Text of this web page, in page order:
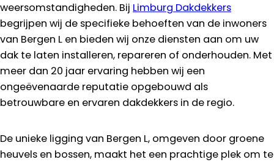
weersomstandigheden. Bij Limburg Dakdekkers
begrijpen wij de specifieke behoeften van de inwoners
van Bergen L en bieden wij onze diensten aan om uw
dak te laten installeren, repareren of onderhouden. Met
meer dan 20 jaar ervaring hebben wij een
ongeëvenaarde reputatie opgebouwd als
betrouwbare en ervaren dakdekkers in de regio.
De unieke ligging van Bergen L, omgeven door groene
heuvels en bossen, maakt het een prachtige plek om te